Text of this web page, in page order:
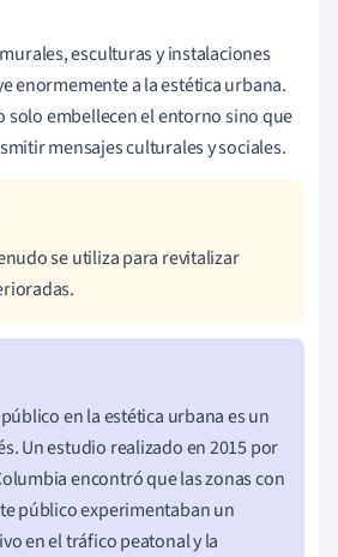
esculturas y instalaciones
enormemente a la estética urbana.
solo embellecen el entorno sino que
mensajes culturales y sociales.
se utiliza para revitalizar
en la estética urbana es un
Un estudio realizado en 2015 por
encontró que las zonas con
público experimentaban un
en el tráfico peatonal y la